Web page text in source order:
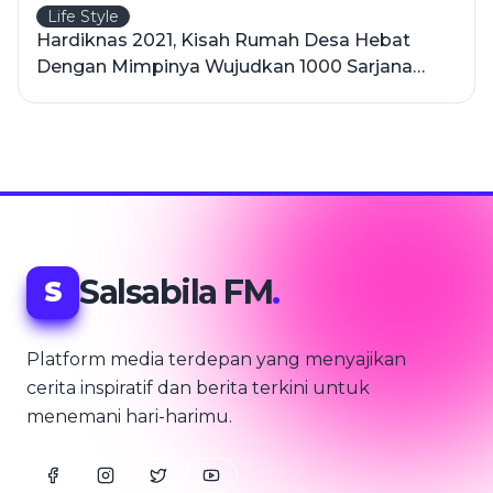
Life Style
Hardiknas 2021, Kisah Rumah Desa Hebat
Dengan Mimpinya Wujudkan 1000 Sarjana
S Salsabila FM.
Platform media terdepan yang menyajikan
cerita inspiratif dan berita terkini untuk
menemani hari-harimu.